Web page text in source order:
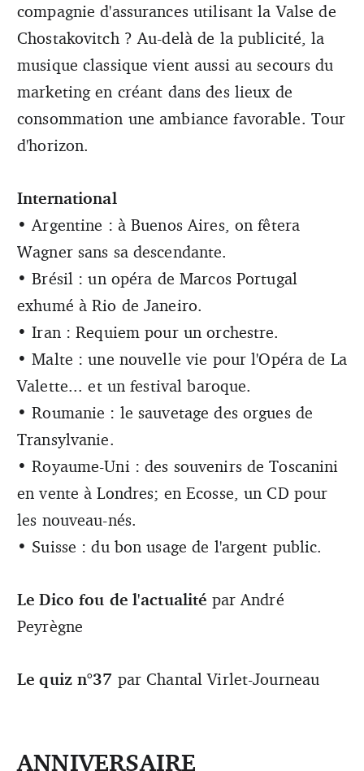
compagnie d'assurances utilisant la Valse de
Chostakovitch ? Au-delà de la publicité, la
musique classique vient aussi au secours du
marketing en créant dans des lieux de
consommation une ambiance favorable. Tour
d'horizon.
International
• Argentine : à Buenos Aires, on fêtera
Wagner sans sa descendante.
• Brésil : un opéra de Marcos Portugal
exhumé à Rio de Janeiro.
• Iran : Requiem pour un orchestre.
• Malte : une nouvelle vie pour l'Opéra de La
Valette... et un festival baroque.
• Roumanie : le sauvetage des orgues de
Transylvanie.
• Royaume-Uni : des souvenirs de Toscanini
en vente à Londres; en Ecosse, un CD pour
les nouveau-nés.
• Suisse : du bon usage de l'argent public.
Le Dico fou de l'actualité par André
Peyrègne
Le quiz n°37 par Chantal Virlet-Journeau
ANNIVERSAIRE